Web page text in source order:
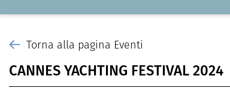
Torna alla pagina Eventi
CANNES YACHTING FESTIVAL 2024